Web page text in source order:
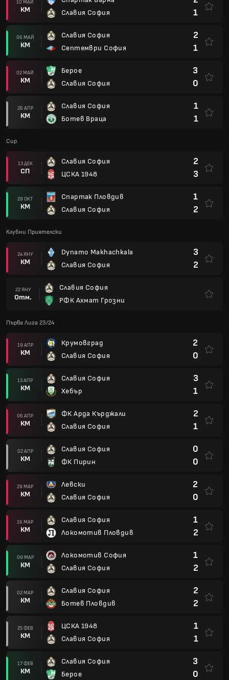
10 МАЙ
КМ
Славия София
1
06 МАЙ
КМ
Славия София
Септември София
2
1
02 МАЙ
КМ
Берое
Славия София
3
0
26 АПР
КМ
Славия София
Ботев Враца
1
1
Cup
13 ДЕК
СП
Славия София
ЦСКА 1948
2
3
29 ОКТ
КМ
Спартак Пловдив
Славия София
1
2
Клубни Приятелски
24 ЯНУ
КМ
Dynamo Makhachkala
Славия София
3
2
22 ЯНУ
Отм.
Славия София
РФК Ахмат Грозни
Първа Лига 23/24
19 АПР
КМ
Крумовград
Славия София
2
0
13 АПР
КМ
Славия София
Хебър
3
1
06 АПР
КМ
ФК Арда Кърджали
Славия София
2
1
02 АПР
КМ
Славия София
ФК Пирин
0
0
29 МАР
КМ
Левски
Славия София
2
0
16 МАР
КМ
Славия София
Локомотив Пловдив
1
2
09 МАР
КМ
Локомотив София
Славия София
1
2
02 МАР
КМ
Славия София
Ботев Пловдив
2
2
25 ФЕВ
КМ
ЦСКА 1948
Славия София
1
1
17 ФЕВ
КМ
Славия София
Берое
3
0